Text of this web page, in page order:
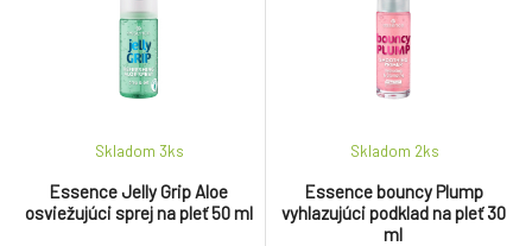
zjednotený, matný vzhľad a
bezchybný finiš. Špeciálne
zloženie odolné proti
rozmazávaniu, založené na
žiarivú. Make-up poskytuje
ideálne krytie pre hladký,
rovnomerný tón pleti, aniž by
Essence Jelly Grip Aloe
osviežujúci sprej na pleť 50 ml
Skladom 3ks
Essence bouncy Plump
vyhlazujúci podklad na pleť 30
ml
Skladom 2ks